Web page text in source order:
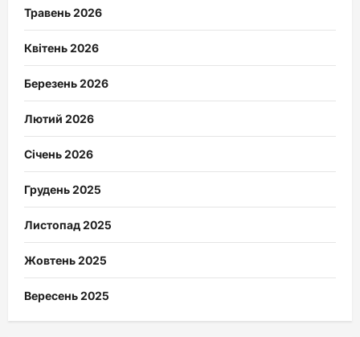
Травень 2026
Квітень 2026
Березень 2026
Лютий 2026
Січень 2026
Грудень 2025
Листопад 2025
Жовтень 2025
Вересень 2025